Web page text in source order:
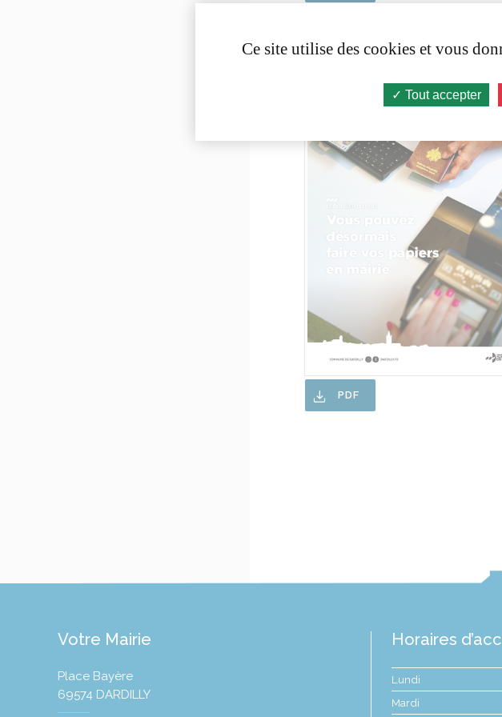
MULTIPLE N°96
PDF
Votre Mairie
Place Bayère
69574 DARDILLY
Horaires
Lundi
Mardi
Ce site utilise des cookies et vous
Tout accepter